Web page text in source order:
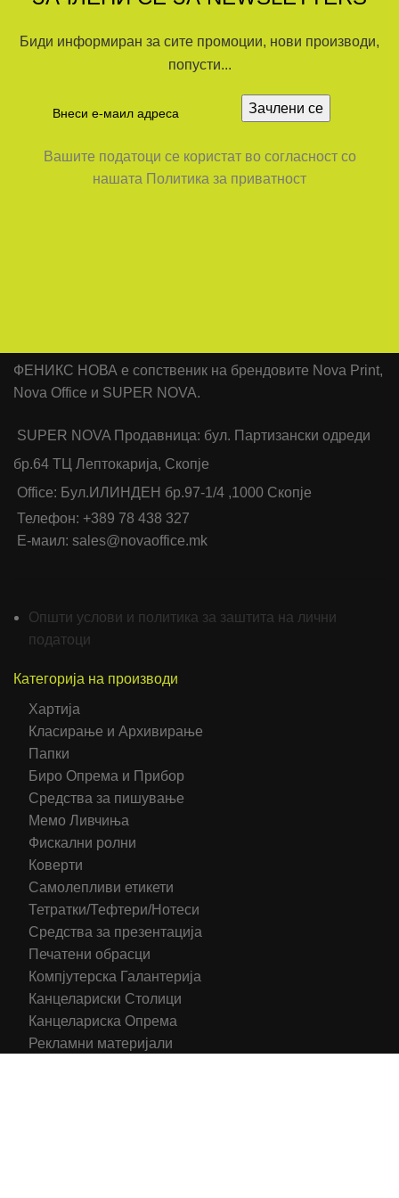
Биди информиран за сите промоции, нови производи,
попусти...
Вашите податоци се користат во согласност со
нашата Политика за приватност
ФЕНИКС НОВА е сопственик на брендовите Nova Print,
Nova Office и SUPER NOVA.
SUPER NOVA Продавница: бул. Партизански одреди
бр.64 ТЦ Лептокарија, Скопје
Office: Бул.ИЛИНДЕН бр.97-1/4 ,1000 Скопје
Телефон: +389 78 438 327
Е-маил: sales@novaoffice.mk
Општи услови и политика за заштита на лични
податоци
Категорија на производи
Хартија
Класирање и Архивирање
Папки
Биро Опрема и Прибор
Средства за пишување
Мемо Ливчиња
Фискални ролни
Коверти
Самолепливи етикети
Тетратки/Тефтери/Нотеси
Средства за презентација
Печатени обрасци
Компјутерска Галантерија
Канцелариски Столици
Канцелариска Опрема
Рекламни материјали